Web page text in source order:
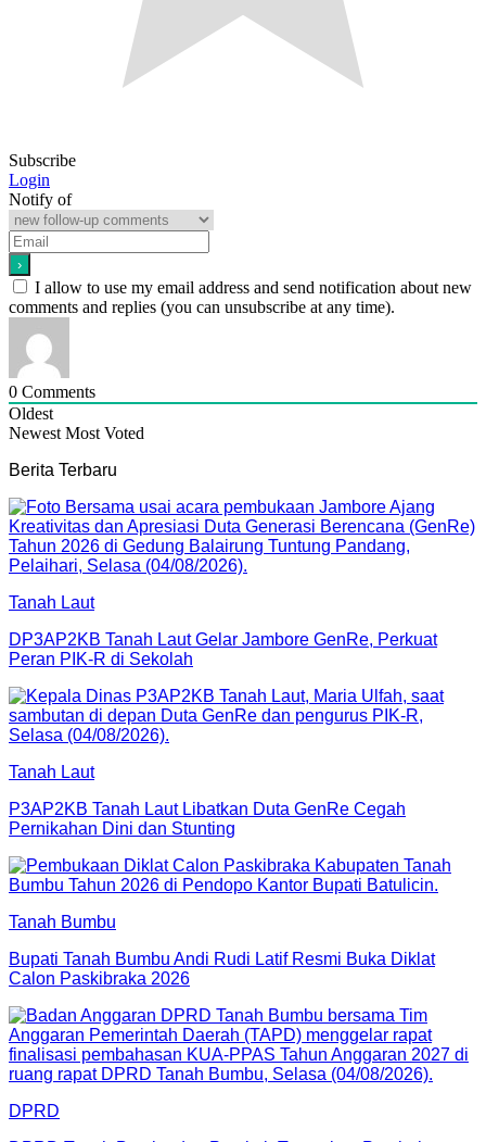
Subscribe
Login
Notify of
I allow to use my email address and send notification about new
comments and replies (you can unsubscribe at any time).
0 Comments
Oldest
Newest Most Voted
Berita Terbaru
Tanah Laut
DP3AP2KB Tanah Laut Gelar Jambore GenRe, Perkuat
Peran PIK-R di Sekolah
Tanah Laut
P3AP2KB Tanah Laut Libatkan Duta GenRe Cegah
Pernikahan Dini dan Stunting
Tanah Bumbu
Bupati Tanah Bumbu Andi Rudi Latif Resmi Buka Diklat
Calon Paskibraka 2026
DPRD